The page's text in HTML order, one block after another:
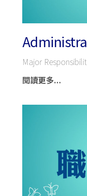
Major
閱讀更多...